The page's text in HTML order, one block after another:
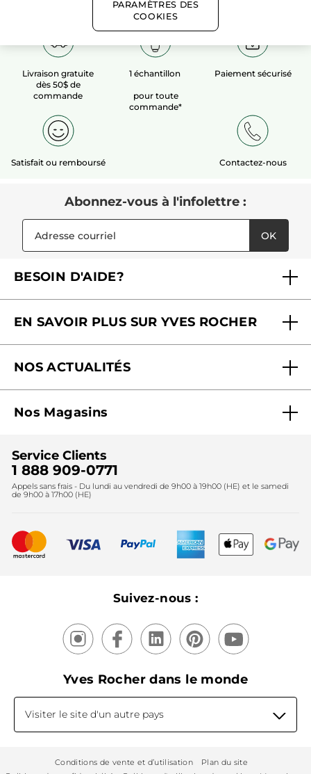
Livraison gratuite
dès 50$ de
commande
1 échantillon
pour toute
commande*
Paiement sécurisé
Satisfait ou remboursé Contactez-nous
Abonnez-vous à l'infolettre :
OK
BESOIN D'AIDE?
Contactez-nous
Offre Courrier / Magazine
Accessibilité
Cadeaux corporatifs
EN SAVOIR PLUS SUR YVES ROCHER
Pourquoi nous faire confiance ?
Fondation Yves Rocher
2024
Lutte contre le travail forcé et le travail des enfants
2025
NOS ACTUALITÉS
Black Friday
Noël
Fête des mères
Nouveautés
Recyclage
Nos Magasins
Instituts
Service Clients
1 888 909-0771
Appels sans frais - Du lundi au vendredi de 9h00 à 19h00 (HE) et le samedi
de 9h00 à 17h00 (HE)
Suivez-nous :
Yves Rocher dans le monde
Visiter le site d'un autre pays
Conditions de vente et d’utilisation
Plan du site
PARAMÈTRES DES
COOKIES